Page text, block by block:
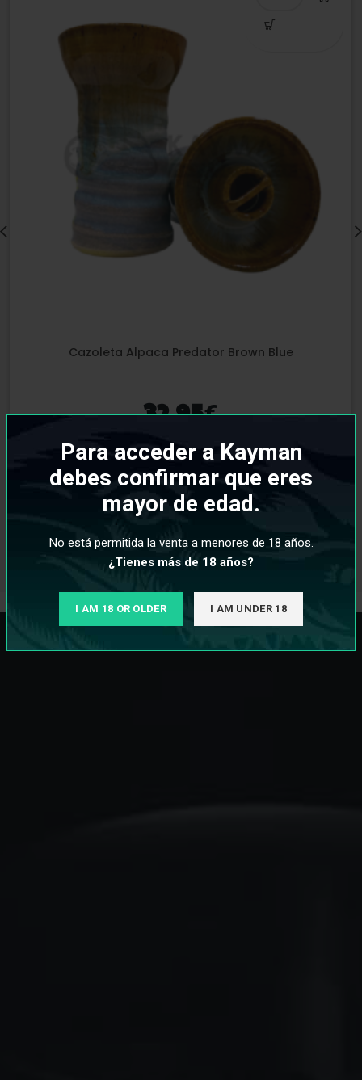
Para acceder a Kayman
debes confirmar que eres
mayor de edad.
No está permitida la venta a menores de 18 años.
¿Tienes más de 18 años?
I AM 18 OR OLDER I AM UNDER 18
Cazoleta Alpaca Predator Brown Blue
32,95€